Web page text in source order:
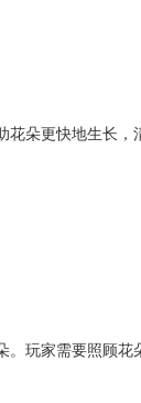
朵更快地生长，
玩家需要照顾花